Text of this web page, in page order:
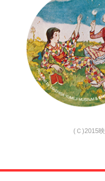
(Ｃ)2015